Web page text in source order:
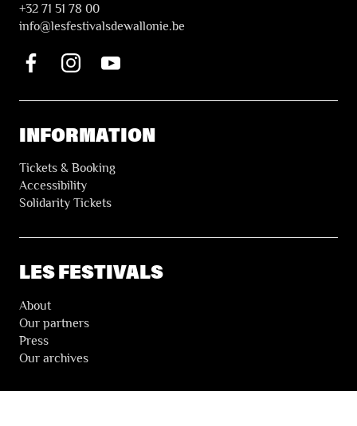
+32 71 51 78 00
info@lesfestivalsdewallonie.be
INFORMATION
Tickets & Booking
Accessibility
Solidarity Tickets
LES FESTIVALS
About
Our partners
Press
Our archives